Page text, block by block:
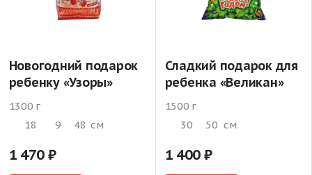
Новогодний подарок
ребенку «Узоры»
1300 г
18
9 48 см
1 470
Сладкий подарок для
ребенка «Великан»
1500 г
30
50 см
1 400